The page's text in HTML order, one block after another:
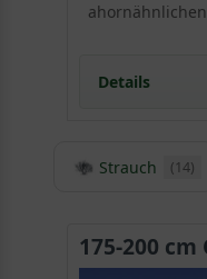
Details
Herkunft und
Sein Beiname
Strauch (14)
175-200 cm